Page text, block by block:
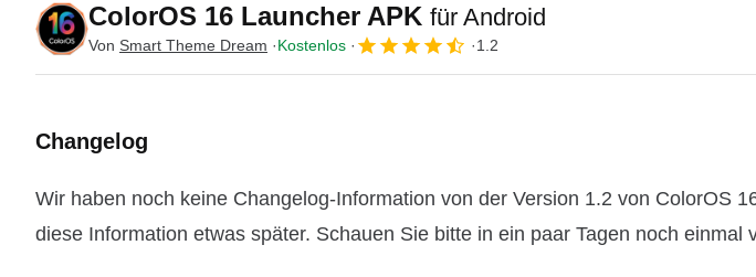
ColorOS 16 Launcher APK für Android
Von Smart Theme Dream Kostenlos 1.2
Changelog
Wir haben noch keine Changelog-Information von der Version 1.2 von ColorOS
diese Information etwas später. Schauen Sie bitte in ein paar Tagen noch einmal